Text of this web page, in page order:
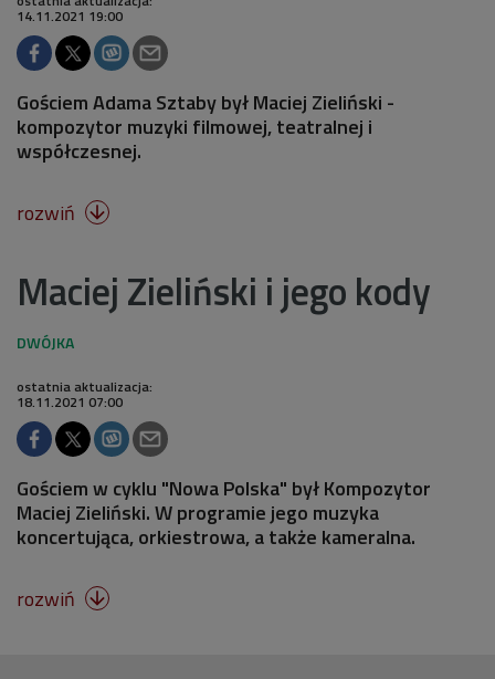
14.11.2021 19:00
Gościem Adama Sztaby był Maciej Zieliński -
kompozytor muzyki filmowej, teatralnej i
współczesnej.
rozwiń 
Maciej Zieliński i jego kody
ostatnia aktualizacja:
18.11.2021 07:00
Gościem w cyklu "Nowa Polska" był Kompozytor
Maciej Zieliński. W programie jego muzyka
koncertująca, orkiestrowa, a także kameralna.
rozwiń 